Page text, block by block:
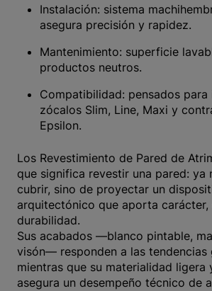
Instalación: sistema
asegura precisión y rapidez.
Mantenimiento: superficie
productos neutros.
Compatibilidad: pensados para
zócalos Slim, Line, Maxi y
Epsilon.
Los Revestimiento de Pared de
que significa revestir una pared: ya
cubrir, sino de proyectar un
arquitectónico que aporta carácter,
durabilidad.
Sus acabados —blanco pintable,
visón— responden a las tendencias
mientras que su materialidad ligera
asegura un desempeño técnico de